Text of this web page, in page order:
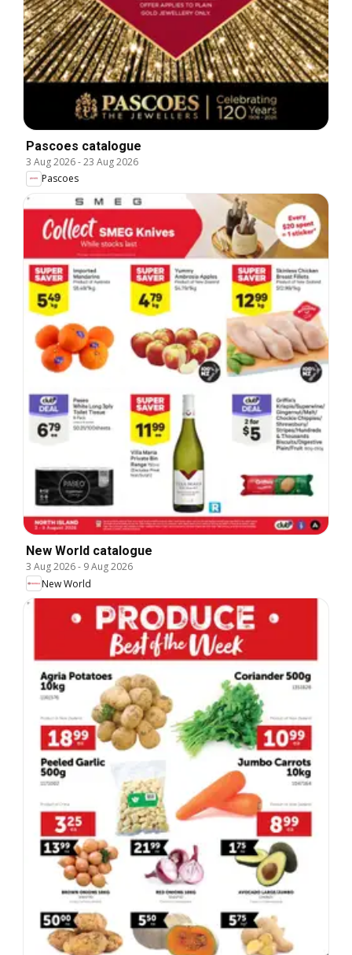
Pascoes catalogue
3 Aug 2026-23 Aug 2026
Pascoes
New World catalogue
3 Aug 2026- 9 Aug 2026
New World